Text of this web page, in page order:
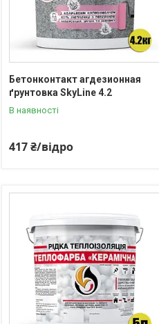
Бетонконтакт агдезионная
ґрунтовка SkyLine 4.2
В наявності
417 ₴/відро